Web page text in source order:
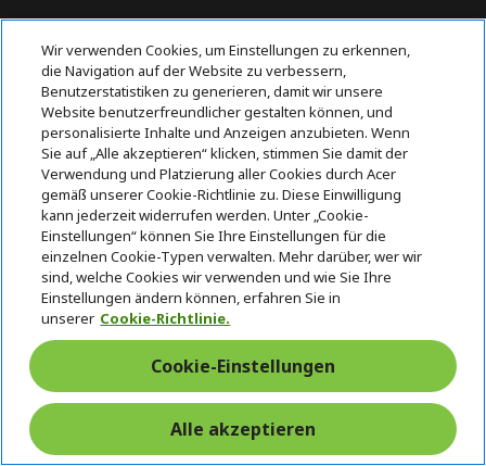
Rückgabe & Widerruf
Vertrag widerrufen
Kostenloser
Versand
Unterstützung
vor und nach
dem Kauf
Zahlung
© 2026 Acer Inc.
CPYou BV ist der autorisierte Wiederverkäufer und Händler der
Produkte und Dienstleistungen, die in diesem Shop angeboten
werden.
Wir verwenden Cookies, um Einstellungen zu erkennen,
die Navigation auf der Website zu verbessern,
Benutzerstatistiken zu generieren, damit wir unsere
Website benutzerfreundlicher gestalten können, und
personalisierte Inhalte und Anzeigen anzubieten. Wenn
Sie auf „Alle akzeptieren“ klicken, stimmen Sie damit der
Verwendung und Platzierung aller Cookies durch Acer
gemäß unserer Cookie-Richtlinie zu. Diese Einwilligung
kann jederzeit widerrufen werden. Unter „Cookie-
Einstellungen“ können Sie Ihre Einstellungen für die
einzelnen Cookie-Typen verwalten. Mehr darüber, wer wir
sind, welche Cookies wir verwenden und wie Sie Ihre
Einstellungen ändern können, erfahren Sie in
unserer Cookie-Richtlinie.
Cookie-Einstellungen
Alle akzeptieren